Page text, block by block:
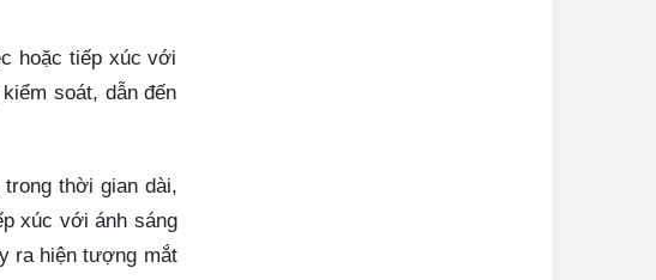
hoặc tiếp xúc với
soát, dẫn đến
thời gian dài,
xúc với ánh sáng
ra hiện tượng mắt